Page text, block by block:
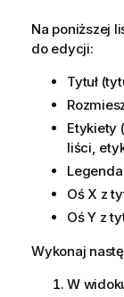
Na poniższej
do edycji:
Tytuł
Etykiety
liści,
Legenda
Oś X z
Oś Y z
Wykonaj
W